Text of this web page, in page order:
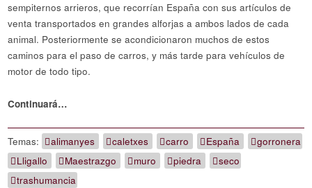
sempiternos arrieros, que recorrían España con sus artículos de
venta transportados en grandes alforjas a ambos lados de cada
animal. Posteriormente se acondicionaron muchos de estos
caminos para el paso de carros, y más tarde para vehículos de
motor de todo tipo.
Continuará…
Temas: alimanyes caletxes carro España
gorronera
Lligallo
Maestrazgo muro piedra
seco
trashumancia